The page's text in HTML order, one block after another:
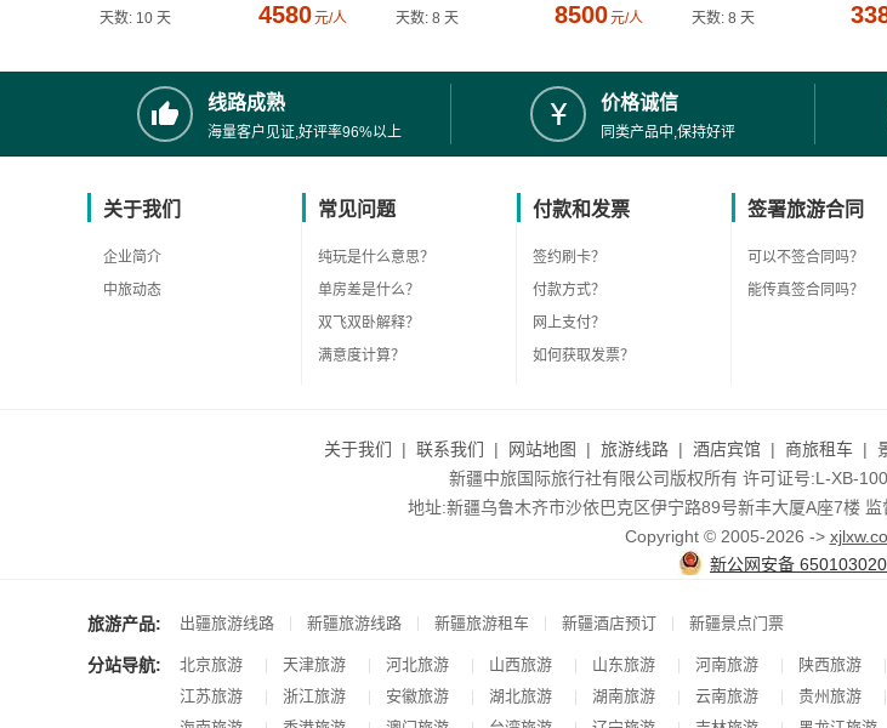
天数: 10 天 4580元/人 天数: 8 天 8500元/人 天数: 8 天
线路成熟
海量客户见证,好评率96%以上
价格诚信
同类产品中,保持好评
关于我们
企业简介
中旅动态
常见问题
纯玩是什么意思？
单房差是什么？
双飞双卧解释？
满意度计算？
付款和发票
签约刷卡？
付款方式？
网上支付？
如何获取发票？
签署旅游合同
可以不签合同吗？
能传真签合同吗？
关于我们 | 联系我们 | 网站地图 | 旅游线路 | 酒店宾馆 | 商旅租车 |
新疆中旅国际旅行社有限公司版权所有 许可证号:L-XB-
地址:新疆乌鲁木齐市沙依巴克区伊宁路89号新丰大厦A座7楼
Copyright © 2005-2026 ->
新公网安备
旅游产品: 出疆旅游线路 | 新疆旅游线路 | 新疆旅游租车 | 新疆酒店预订 | 新疆景点门票
分站导航: 北京旅游 | 天津旅游 | 河北旅游 | 山西旅游 | 山东旅游 | 河南旅游 | 陕西旅游 |
江苏旅游 | 浙江旅游 | 安徽旅游 | 湖北旅游 | 湖南旅游 | 云南旅游 | 贵州旅游 |